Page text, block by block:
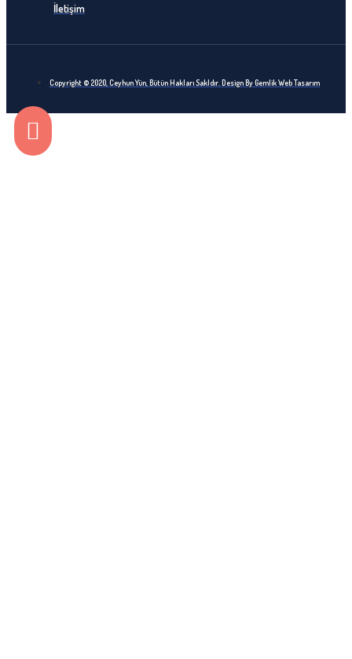
İletişim
Copyright © 2020, Ceyhun Yün, Bütün Hakları Sakldır. Design By Gemlik Web Tasarım